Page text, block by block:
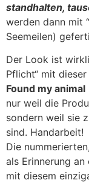
standhalten,
werden dann mit
Seemeilen)
Der Look ist
Pflicht“ mit
Found my animal
nur weil die
sondern weil sie
sind. Handarbeit!
Die
als Erinnerung
mit diesem